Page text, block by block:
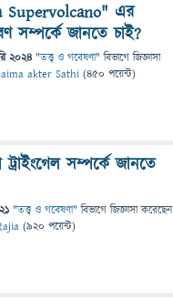
Supervolcano" এর
সম্পর্কে জানতে চাই?
2024 "তত্ত্ব ও গবেষণা" বিভাগে জিজ্ঞাসা
akter Sathi (450 পয়েন্ট)
ট্রাইংগেল সম্পর্কে জানতে
"তত্ত্ব ও গবেষণা" বিভাগে জিজ্ঞাসাকরেছেন
(920 পয়েন্ট)